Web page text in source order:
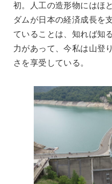
初。人工の造形物にはほ
ダムが日本の経済成長を
ていることは、知れば知
力があって、今私は山登
さを享受している。